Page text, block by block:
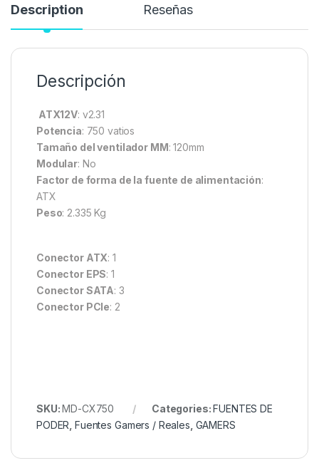
Description Reseñas
Descripción
ATX12V: v2.31
Potencia: 750 vatios
Tamaño del ventilador MM: 120mm
Modular: No
Factor de forma de la fuente de alimentación:
ATX
Peso: 2.335 Kg
Conector ATX: 1
Conector EPS: 1
Conector SATA: 3
Conector PCIe: 2
SKU:MD-CX750 Categories:FUENTES DE
PODER ,Fuentes Gamers / Reales GAMERS